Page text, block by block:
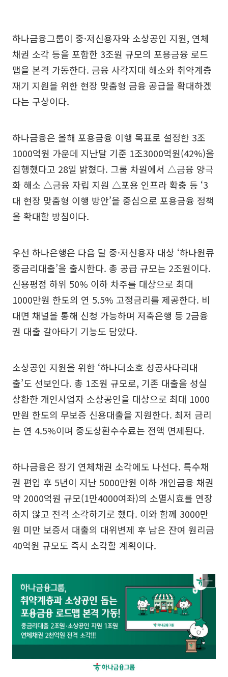
하나금융그룹이 중·저신용자와 소상공인 지원, 연체
채권 소각 등을 포함한 3조원 규모의 포용금융 로드
맵을 본격 가동한다. 금융 사각지대 해소와 취약계층
재기 지원을 위한 현장 맞춤형 금융 공급을 확대하겠
다는 구상이다.
하나금융은 올해 포용금융 이행 목표로 설정한 3조
1000억원 가운데 지난달 기준 1조3000억원(42%)을
집행했다고 28일 밝혔다. 그룹 차원에서 △금융 양극
화 해소 △금융 자립 지원 △포용 인프라 확충 등 ‘3
대 현장 맞춤형 이행 방안’을 중심으로 포용금융 정책
을 확대할 방침이다.
우선 하나은행은 다음 달 중·저신용자 대상 ‘하나원큐
중금리대출’을 출시한다. 총 공급 규모는 2조원이다.
신용평점 하위 50% 이하 차주를 대상으로 최대
1000만원 한도의 연 5.5% 고정금리를 제공한다. 비
대면 채널을 통해 신청 가능하며 저축은행 등 2금융
권 대출 갈아타기 기능도 담았다.
소상공인 지원을 위한 ‘하나더소호 성공사다리대
출’도 선보인다. 총 1조원 규모로, 기존 대출을 성실
상환한 개인사업자 소상공인을 대상으로 최대 1000
만원 한도의 무보증 신용대출을 지원한다. 최저 금리
는 연 4.5%이며 중도상환수수료는 전액 면제된다.
하나금융은 장기 연체채권 소각에도 나선다. 특수채
권 편입 후 5년이 지난 5000만원 이하 개인금융 채권
약 2000억원 규모(1만4000여좌)의 소멸시효를 연장
하지 않고 전격 소각하기로 했다. 이와 함께 3000만
원 미만 보증서 대출의 대위변제 후 남은 잔여 원리금
40억원 규모도 즉시 소각할 계획이다.